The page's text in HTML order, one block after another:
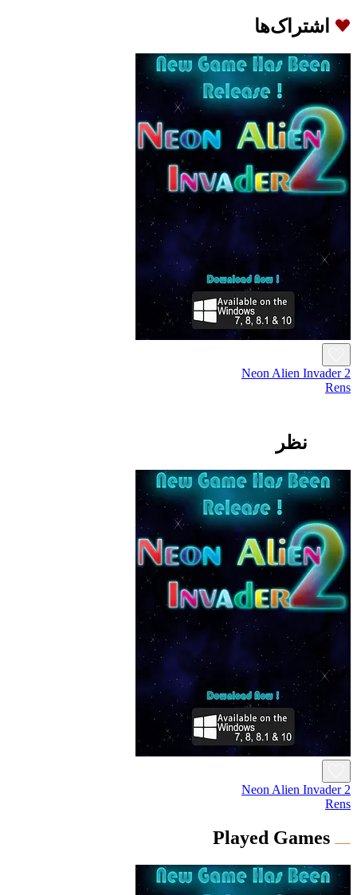
اشتراک‌ها
Neon Alien Invader 2
Rens
نظر
Neon Alien Invader 2
Rens
Played Games